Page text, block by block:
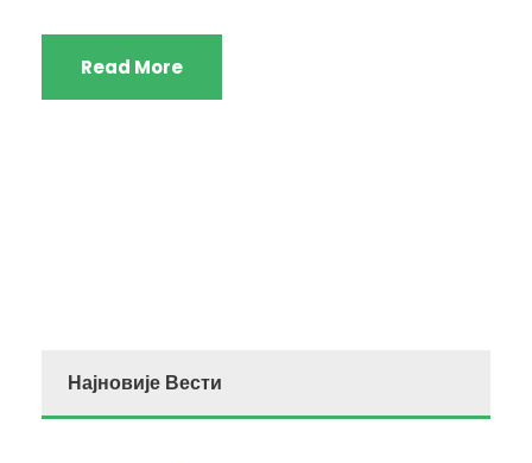
Read More
Најновије Вести